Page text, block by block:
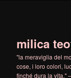
milica
"la meraviglia del
cose, i loro colori,
finché dura la vita."